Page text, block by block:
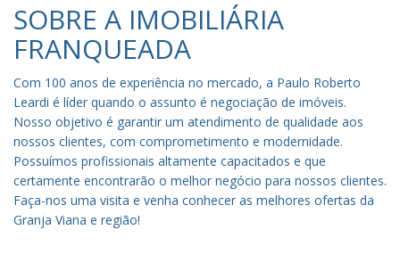
SOBRE A IMOBILIÁRIA
FRANQUEADA
Com 100 anos de experiência no mercado, a Paulo Roberto
Leardi é líder quando o assunto é negociação de imóveis.
Nosso objetivo é garantir um atendimento de qualidade aos
nossos clientes, com comprometimento e modernidade.
Possuímos profissionais altamente capacitados e que
certamente encontrarão o melhor negócio para nossos clientes.
Faça-nos uma visita e venha conhecer as melhores ofertas da
Granja Viana e região!